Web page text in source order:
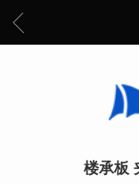
楼承板